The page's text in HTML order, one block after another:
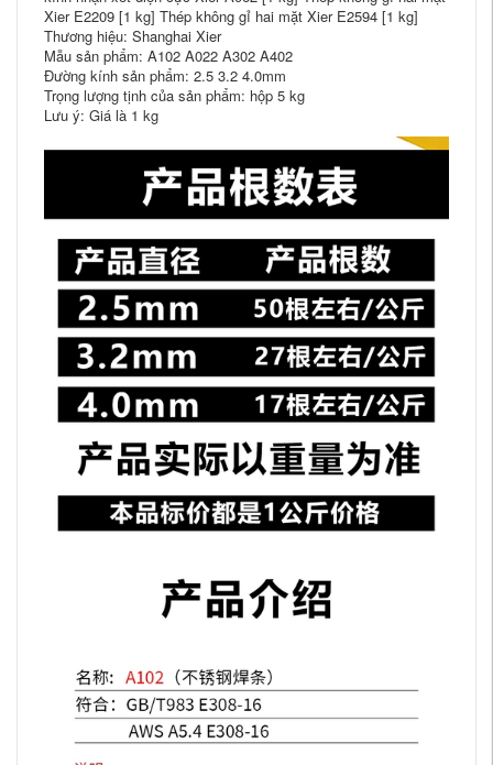
Xier E2209 [1 kg] Thép không gỉ hai mặt Xier E2594 [1 kg]
Thương hiệu: Shanghai Xier
Mẫu sản phẩm: A102 A022 A302 A402
Đường kính sản phẩm: 2.5 3.2 4.0mm
Trọng lượng tịnh của sản phẩm: hộp 5 kg
Lưu ý: Giá là 1 kg